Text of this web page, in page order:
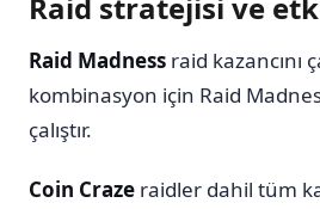
Raid Madness raid
kombinasyon için Raid
çalıştır.
Coin Craze raidler dahil tüm